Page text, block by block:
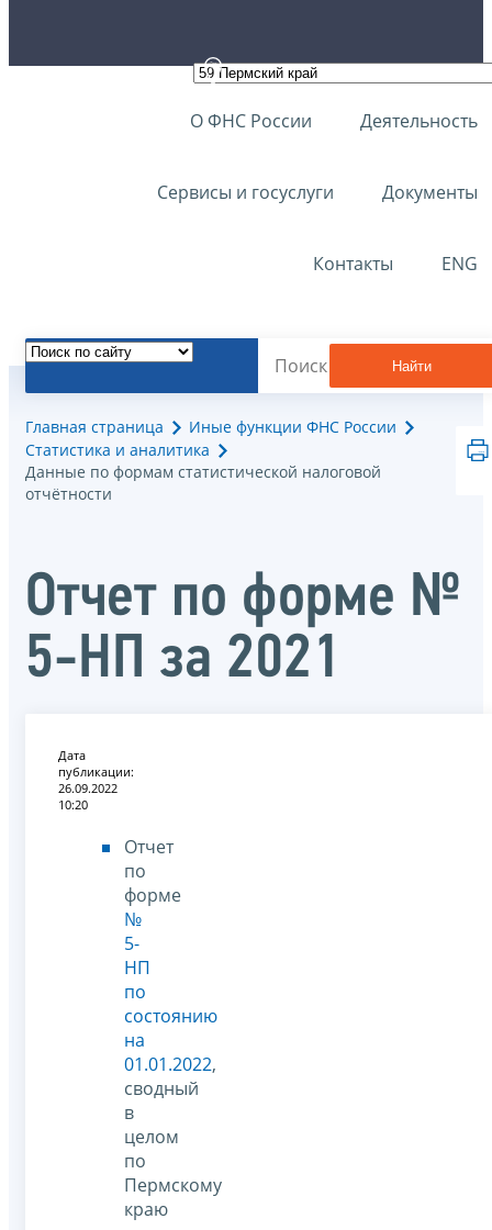
О ФНС России Деятельность
Сервисы и госуслуги Документы
Контакты ENG
Найти
Главная страница
Иные функции ФНС России
Статистика и аналитика
Данные по формам статистической налоговой
отчётности
Отчет по форме №
5-НП за 2021
Дата
публикации:
26.09.2022
10:20
Отчет
по
форме
№
5-
НП
по
состоянию
на
01.01.2022,
сводный
в
целом
по
Пермскому
краю